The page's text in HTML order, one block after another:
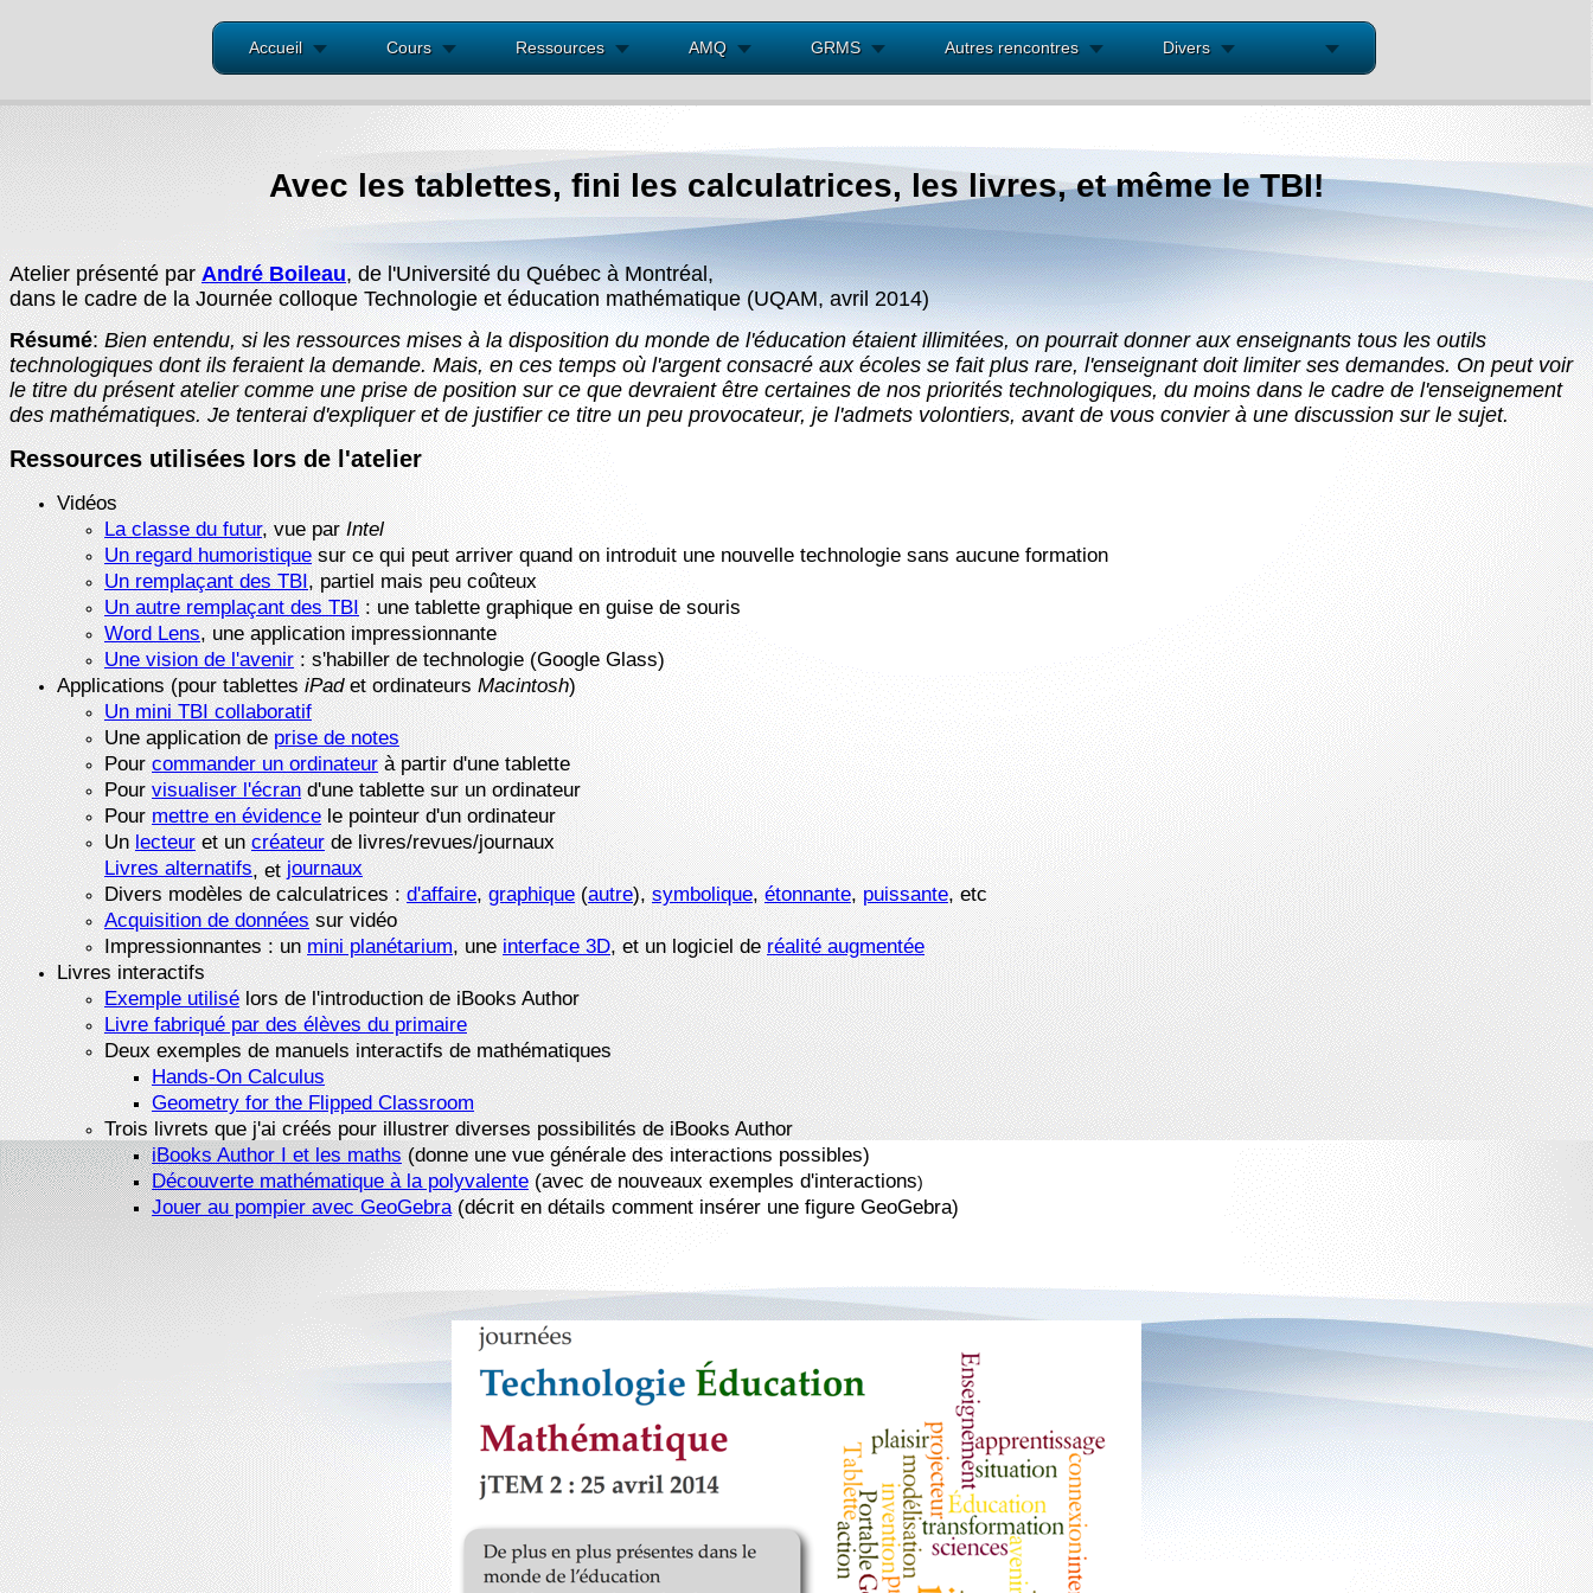
Accueil Cours Ressources AMQ GRMS Autres rencontres Divers
Avec les tablettes, fini les calculatrices, les livres, et même le TBI!
Atelier présenté par André Boileau, de l'Université du Québec à Montréal,
dans le cadre de la Journée colloque Technologie et éducation mathématique (UQAM, avril 2014)
Résumé: Bien entendu, si les ressources mises à la disposition du monde de l'éducation étaient illimitées, on pourrait donner aux enseignants tous les outils
technologiques dont ils feraient la demande. Mais, en ces temps où l'argent consacré aux écoles se fait plus rare, l'enseignant doit limiter ses demandes. On peut voir
le titre du présent atelier comme une prise de position sur ce que devraient être certaines de nos priorités technologiques, du moins dans le cadre de l'enseignement
des mathématiques. Je tenterai d'expliquer et de justifier ce titre un peu provocateur, je l'admets volontiers, avant de vous convier à une discussion sur le sujet.
Ressources utilisées lors de l'atelier
Vidéos
La classe du futur, vue par Intel
Un regard humoristique sur ce qui peut arriver quand on introduit une nouvelle technologie sans aucune formation
Un remplaçant des TBI , partiel mais peu coûteux
Un autre remplaçant des TBI : une tablette graphique en guise de souris
Word Lens, une application impressionnante
Une vision de l'avenir : s'habiller de technologie (Google Glass)
Applications (pour tablettes iPadet ordinateurs Macintosh)
Un mini TBI collaboratif
Une application de prise de notes
Pour commander un ordinateur à partir d'une tablette
Pour visualiser l'écran d'une tablette sur un ordinateur
Pour mettre en évidencele pointeur d'un ordinateur
Un lecteur et un créateur de livres/revues/journaux
Livres alternatifs , et journaux
Divers modèles de calculatrices : d'affaire, graphique (autre), symbolique, étonnante, puissante, etc
Acquisition de données sur vidéo
Impressionnantes : un mini planétarium, une interface 3D, et un logiciel de réalité augmentée
Livres interactifs
Exemple utilisélors de l'introduction de iBooks Author
Livre fabriqué par des élèves du primaire
Deux exemples de manuels interactifs de mathématiques
Hands-On Calculus
Geometry for the Flipped Classroom
Trois livrets que j'ai créés pour illustrer diverses possibilités de iBooks Author
iBooks Author I et les maths (donne une vue générale des interactions possibles)
Découverte mathématique à la polyvalente (avec de nouveaux exemples d'interactions)
Jouer au pompier avec GeoGebra(décrit en détails comment insérer une figure GeoGebra)